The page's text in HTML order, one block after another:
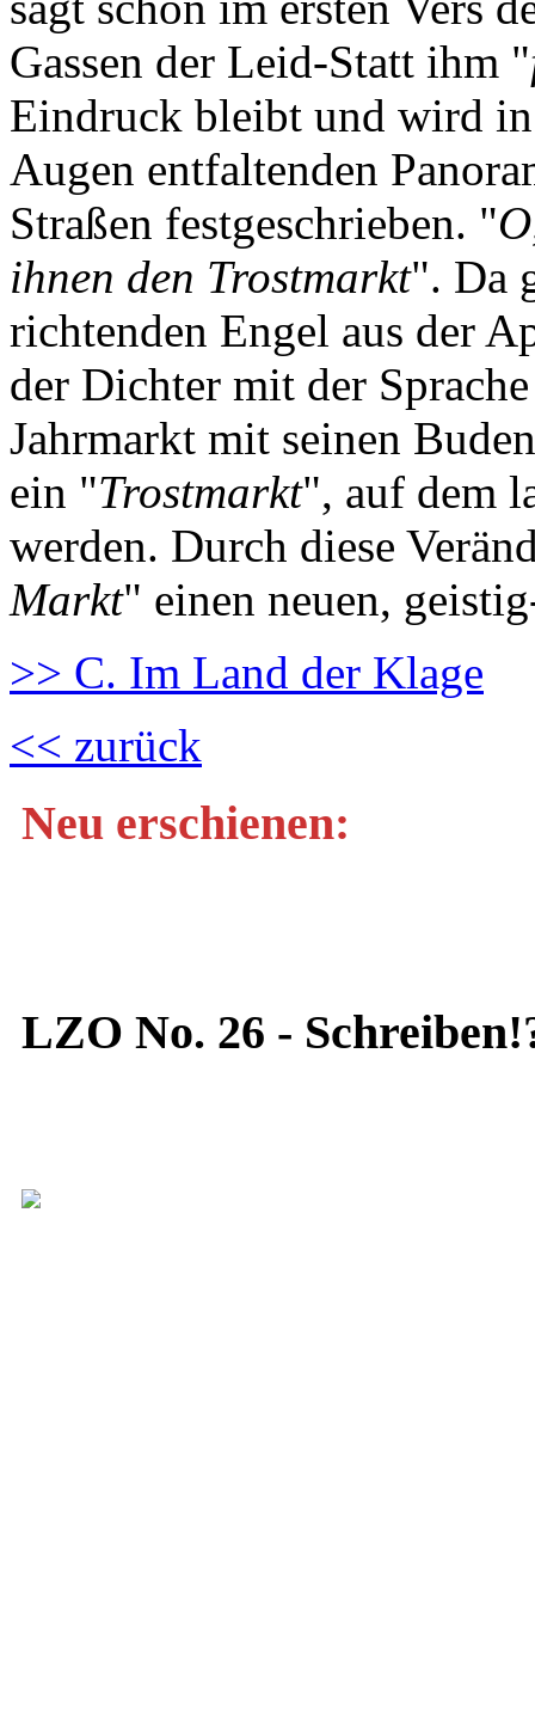
Gassen der Leid-Statt ihm "
Eindruck bleibt und wird
Augen entfaltenden
Straßen festgeschrieben. "
ihnen den Trostmarkt". Da
richtenden Engel aus der
der Dichter mit der
Jahrmarkt mit seinen
ein "Trostmarkt", auf dem
werden. Durch diese
Markt" einen neuen,
>> C. Im Land der Klage
<< zurück
Neu erschienen:
LZO No. 26 -